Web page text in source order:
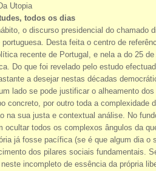
Utopia
todos os dias
o discurso presidencial do chamado
portuguesa. Desta feita o centro de
recente de Portugal, e nela a do 25
Do que foi revelado pelo estudo
a desejar nestas décadas
lado se pode justificar o alheamento
concreto, por outro toda a complexidade
na sua justa e contextual análise. No
ocultar todos os complexos ângulos da
já fosse pacífica (se é que algum dia o
dos pilares sociais fundamentais.
incompleto de essência da própria